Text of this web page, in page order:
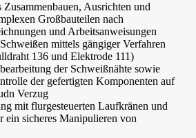
Zusammenbauen, Ausrichten und
Großbauteilen nach
und Arbeitsanweisungen
mittels gängiger Verfahren
136 und Elektrode 111)
der Schweißnähte sowie
der gefertigten Komponenten auf
Verzug
mit flurgesteuerten Laufkränen und
ein sicheres Manipulieren von